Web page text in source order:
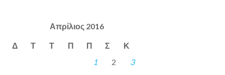
Απρίλιος 2016
Δ Τ Τ Π Π Σ Κ
1 2
3